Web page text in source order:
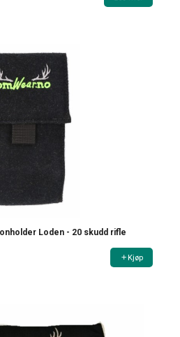
Loden - 20 skudd rifle
Kjøp